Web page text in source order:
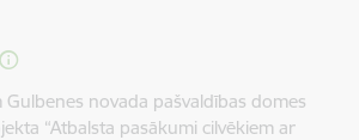
novada pašvaldības domes
“Atbalsta pasākumi cilvēkiem ar